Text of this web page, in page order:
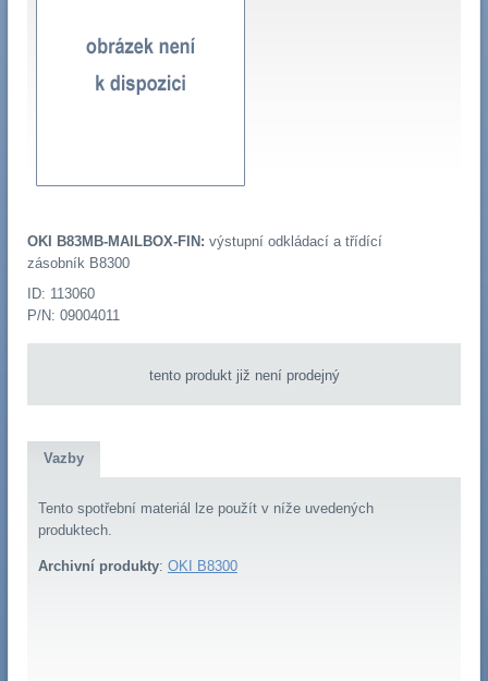
OKI B83MB-MAILBOX-FIN: výstupní odkládací a třídící
zásobník B8300
ID: 113060
P/N: 09004011
tento produkt již není prodejný
Vazby
Tento spotřební materiál lze použít v níže uvedených
produktech.
Archivní produkty: OKI B8300